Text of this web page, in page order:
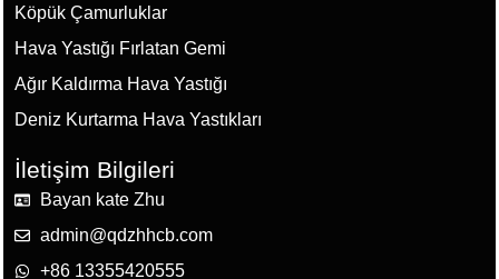
Köpük Çamurluklar
Hava Yastığı Fırlatan Gemi
Ağır Kaldırma Hava Yastığı
Deniz Kurtarma Hava Yastıkları
İletişim Bilgileri
Bayan kate Zhu
admin@qdzhhcb.com
+86 13355420555